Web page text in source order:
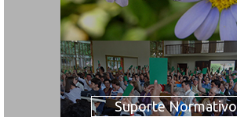
Suporte Normativo